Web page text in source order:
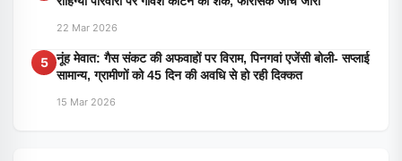
22 Mar 2026
5 नूंह मेवात: गैस संकट की अफवाहों पर विराम, पिनगवां एजेंसी बोली- सप्लाई
सामान्य, ग्रामीणों को 45 दिन की अवधि से हो रही दिक्कत
15 Mar 2026